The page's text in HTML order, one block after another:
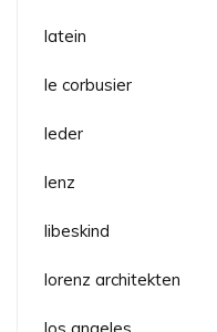
latein
le corbusier
leder
lenz
libeskind
lorenz architekten